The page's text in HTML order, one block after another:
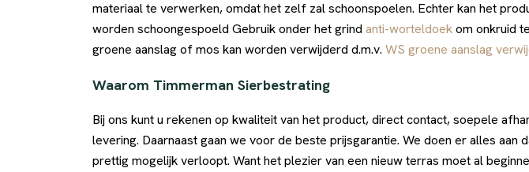
materiaal te verwerken, omdat het zelf zal schoonspoelen. Echter kan het
worden schoongespoeld Gebruik onder het grind anti-worteldoekom onkruid
groene aanslag of mos kan worden verwijderd d.m.v. WS groene aanslag
Waarom Timmerman Sierbestrating
Bij ons kunt u rekenen op kwaliteit van het product, direct contact, soepele
levering. Daarnaast gaan we voor de beste prijsgarantie. We doen er alles aan
prettig mogelijk verloopt. Want het plezier van een nieuw terras moet al